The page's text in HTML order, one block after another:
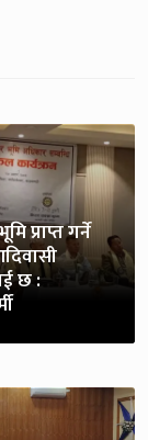
प्राप्त गर्ने
छ :